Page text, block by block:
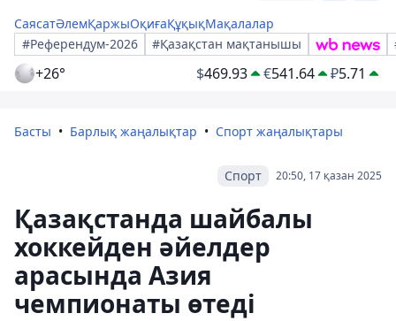
СаясатӘлемҚаржыОқиғаҚұқықМақалалар
#Референдум-2026
#Қазақстан мақтанышы
+26° $469.93 €541.64 ₽5.71
Басты Барлық жаңалықтар Спорт жаңалықтары
20:50, 17 қазан 2025
Спорт
Қазақстанда шайбалы
хоккейден әйелдер
арасында Азия
чемпионаты өтеді